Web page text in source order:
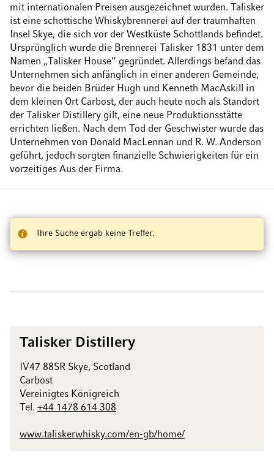
mit internationalen Preisen ausgezeichnet wurden. Talisker
ist eine schottische Whiskybrennerei auf der traumhaften
Insel Skye, die sich vor der Westküste Schottlands befindet.
Ursprünglich wurde die Brennerei Talisker 1831 unter dem
Namen „Talisker House“ gegründet. Allerdings befand das
Unternehmen sich anfänglich in einer anderen Gemeinde,
bevor die beiden Brüder Hugh und Kenneth MacAskill in
dem kleinen Ort Carbost, der auch heute noch als Standort
der Talisker Distillery gilt, eine neue Produktionsstätte
errichten ließen. Nach dem Tod der Geschwister wurde das
Unternehmen von Donald MacLennan und R. W. Anderson
geführt, jedoch sorgten finanzielle Schwierigkeiten für ein
vorzeitiges Aus der Firma.
Ihre Suche ergab keine Treffer.
Talisker Distillery
IV47 88SR Skye, Scotland
Carbost
Vereinigtes Königreich
Tel. +44 1478 614 308
www.taliskerwhisky.com/en-gb/home/